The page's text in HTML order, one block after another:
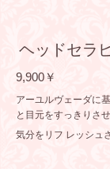
ヘッドセラ
9,900￥
アーユルヴェーダに
と目元をすっきりさせ
気分をリフ レッシュ